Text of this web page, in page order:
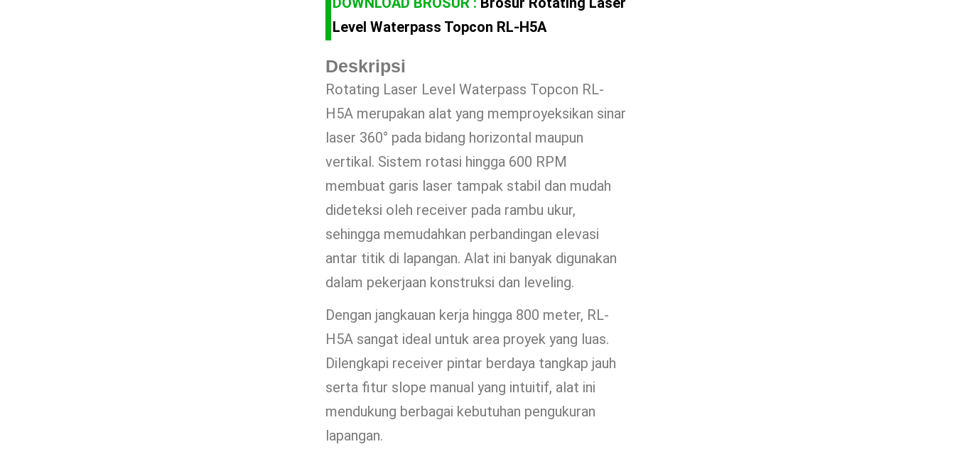
Level Waterpass Topcon RL-H5A
Deskripsi
Rotating Laser Level Waterpass Topcon RL-
H5A merupakan alat yang memproyeksikan sinar
laser 360° pada bidang horizontal maupun
vertikal. Sistem rotasi hingga 600 RPM
membuat garis laser tampak stabil dan mudah
dideteksi oleh receiver pada rambu ukur,
sehingga memudahkan perbandingan elevasi
antar titik di lapangan. Alat ini banyak digunakan
dalam pekerjaan konstruksi dan leveling.
Dengan jangkauan kerja hingga 800 meter, RL-
H5A sangat ideal untuk area proyek yang luas.
Dilengkapi receiver pintar berdaya tangkap jauh
serta fitur slope manual yang intuitif, alat ini
mendukung berbagai kebutuhan pengukuran
lapangan.